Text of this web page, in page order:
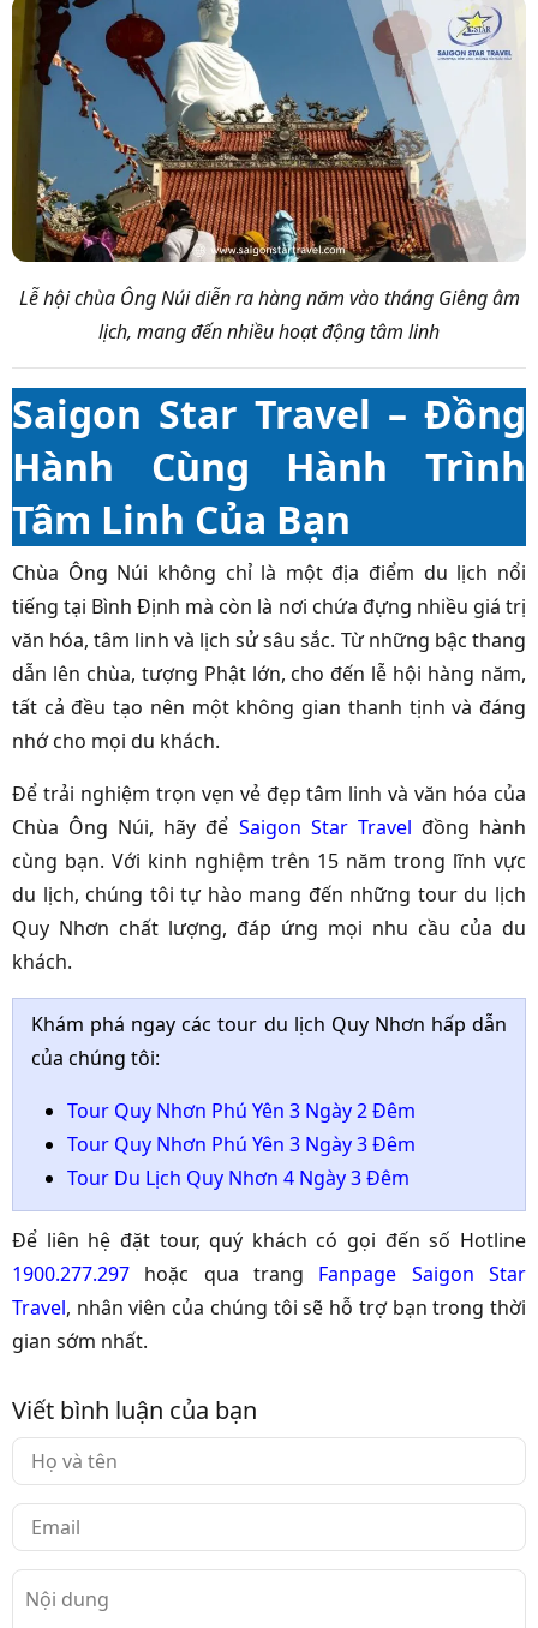
Lễ hội chùa Ông Núi diễn ra hàng năm vào tháng Giêng âm
lịch, mang đến nhiều hoạt động tâm linh
Saigon Star Travel – Đồng
Hành Cùng Hành Trình
Tâm Linh Của Bạn
Chùa Ông Núi không chỉ là một địa điểm du lịch nổi
tiếng tại Bình Định mà còn là nơi chứa đựng nhiều giá trị
văn hóa, tâm linh và lịch sử sâu sắc. Từ những bậc thang
dẫn lên chùa, tượng Phật lớn, cho đến lễ hội hàng năm,
tất cả đều tạo nên một không gian thanh tịnh và đáng
nhớ cho mọi du khách.
Để trải nghiệm trọn vẹn vẻ đẹp tâm linh và văn hóa của
Chùa Ông Núi, hãy để Saigon Star Travel đồng hành
cùng bạn. Với kinh nghiệm trên 15 năm trong lĩnh vực
du lịch, chúng tôi tự hào mang đến những tour du lịch
Quy Nhơn chất lượng, đáp ứng mọi nhu cầu của du
khách.
Khám phá ngay các tour du lịch Quy Nhơn hấp dẫn
của chúng tôi:
Tour Quy Nhơn Phú Yên 3 Ngày 2 Đêm
Tour Quy Nhơn Phú Yên 3 Ngày 3 Đêm
Tour Du Lịch Quy Nhơn 4 Ngày 3 Đêm
Để liên hệ đặt tour, quý khách có gọi đến số Hotline
1900.277.297 hoặc qua trang Fanpage Saigon Star
Travel, nhân viên của chúng tôi sẽ hỗ trợ bạn trong thời
gian sớm nhất.
Viết bình luận của bạn